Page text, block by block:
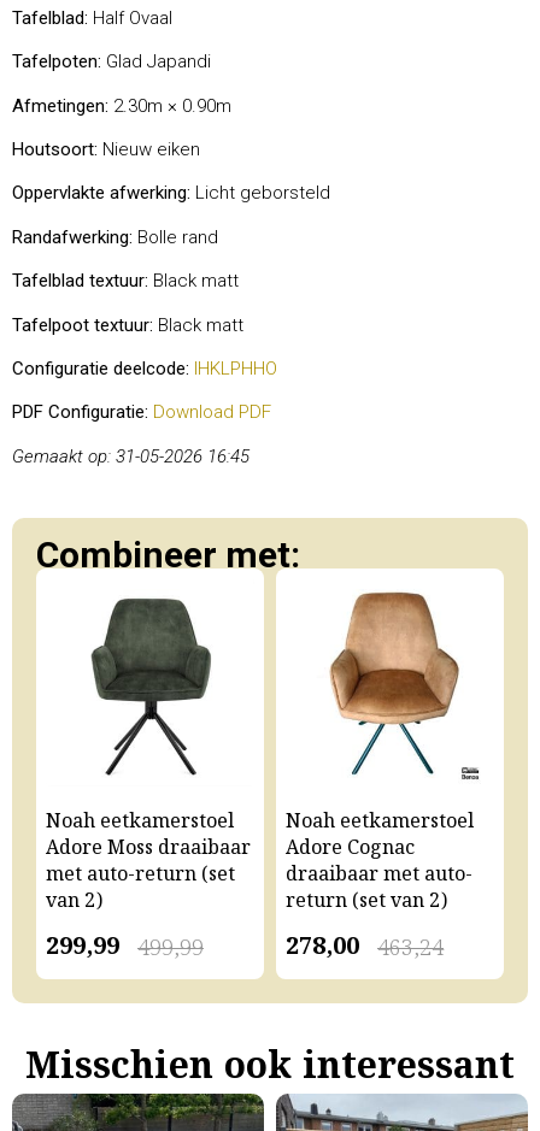
Tafelblad: Half Ovaal
Tafelpoten: Glad Japandi
Afmetingen: 2.30m × 0.90m
Houtsoort: Nieuw eiken
Oppervlakte afwerking: Licht geborsteld
Randafwerking: Bolle rand
Tafelblad textuur: Black matt
Tafelpoot textuur: Black matt
Configuratie deelcode: IHKLPHHO
PDF Configuratie: Download PDF
Gemaakt op: 31-05-2026 16:45
Combineer met:
Noah eetkamerstoel
Adore Moss draaibaar
met auto-return (set
van 2)
499,99
299,99
Noah eetkamerstoel
Adore Cognac
draaibaar met auto-
return (set van 2)
463,24
278,00
Misschien ook interessant